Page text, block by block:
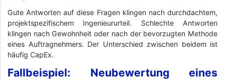
Gute Antworten auf diese Fragen klingen nach durchdachtem,
projektspezifischem Ingenieururteil. Schlechte Antworten
klingen nach Gewohnheit oder nach der bevorzugten Methode
eines Auftragnehmers. Der Unterschied zwischen beidem ist
häufig CapEx.
Fallbeispiel: Neubewertung eines